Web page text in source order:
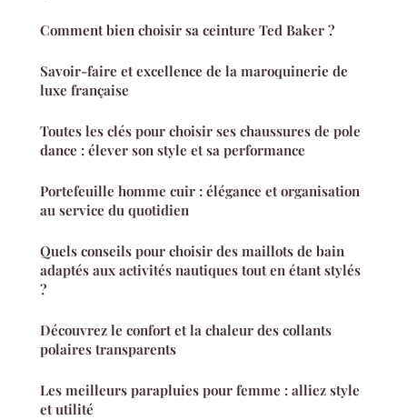
Comment bien choisir sa ceinture Ted Baker ?
Savoir-faire et excellence de la maroquinerie de
luxe française
Toutes les clés pour choisir ses chaussures de pole
dance : élever son style et sa performance
Portefeuille homme cuir : élégance et organisation
au service du quotidien
Quels conseils pour choisir des maillots de bain
adaptés aux activités nautiques tout en étant stylés
?
Découvrez le confort et la chaleur des collants
polaires transparents
Les meilleurs parapluies pour femme : alliez style
et utilité